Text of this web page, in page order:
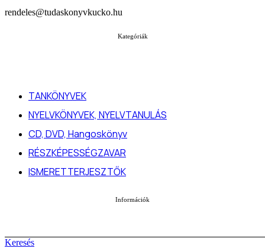
Keresés
rendeles@tudaskonyvkucko.hu
Kategóriák
TANKÖNYVEK
NYELVKÖNYVEK, NYELVTANULÁS
CD, DVD, Hangoskönyv
RÉSZKÉPESSÉGZAVAR
ISMERETTERJESZTŐK
Információk